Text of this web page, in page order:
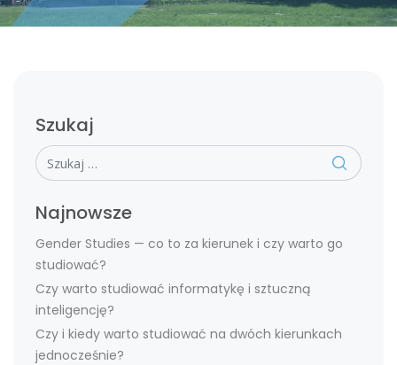
Szukaj
Szukaj
Najnowsze
Gender Studies — co to za kierunek i czy warto go
studiować?
Czy warto studiować informatykę i sztuczną
inteligencję?
Czy i kiedy warto studiować na dwóch kierunkach
jednocześnie?